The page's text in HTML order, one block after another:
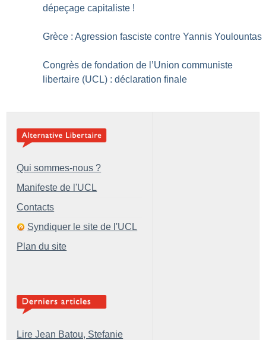
dépeçage capitaliste !
Grèce : Agression fasciste contre Yannis Youlountas
Congrès de fondation de l’Union communiste
libertaire (UCL) : déclaration finale
Qui sommes-nous ?
Manifeste de l'UCL
Contacts
Syndiquer le site de l'UCL
Plan du site
Lire Jean Batou, Stefanie